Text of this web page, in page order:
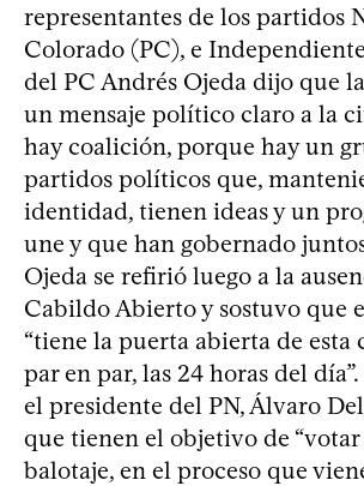
representantes de los partidos
Colorado (PC), e
del PC Andrés Ojeda dijo que
un mensaje político claro a la
hay coalición, porque hay un
partidos políticos que,
identidad, tienen ideas y un
une y que han gobernado
Ojeda se refirió luego a la
Cabildo Abierto y sostuvo que
“tiene la puerta abierta de esta
par en par, las 24 horas del
el presidente del PN, Álvaro
que tienen el objetivo de
balotaje, en el proceso que